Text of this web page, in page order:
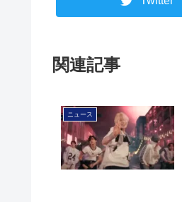
Twitter
関連記事
ニュース